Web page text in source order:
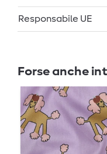
Responsabile UE
Forse anche